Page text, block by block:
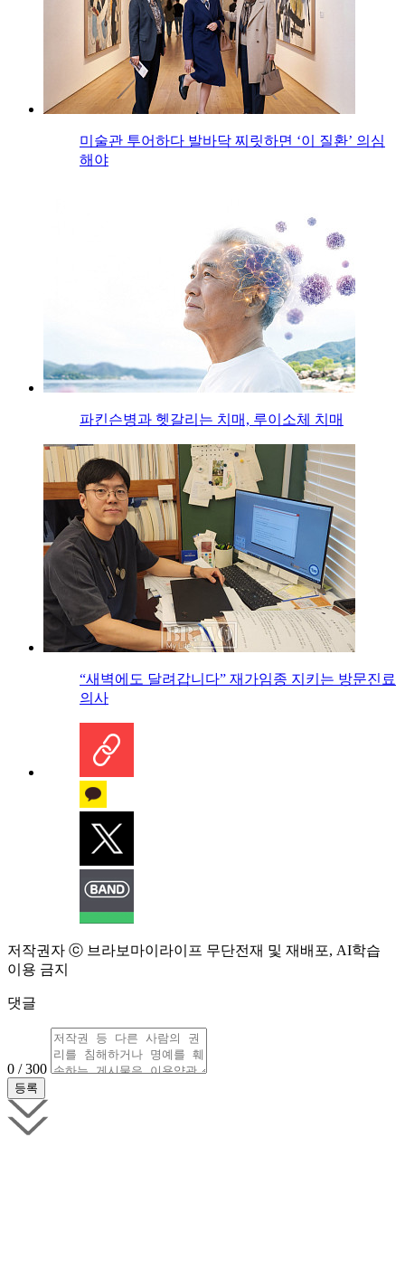
미술관 투어하다 발바닥 찌릿하면 ‘이 질환’ 의심
해야
파킨슨병과 헷갈리는 치매, 루이소체 치매
“새벽에도 달려갑니다” 재가임종 지키는 방문진료
의사
저작권자 ⓒ 브라보마이라이프 무단전재 및 재배포, AI학습
이용 금지
댓글
0 / 300